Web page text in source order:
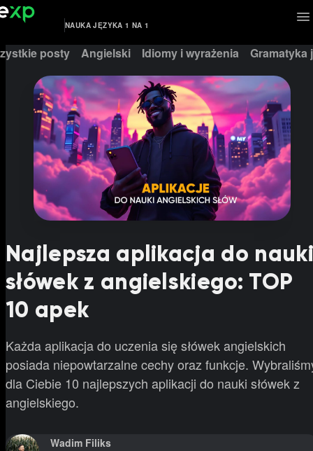
NAUKA JĘZYKA 1 NA 1
posty Angielski Idiomy i wyrażenia Gramatyka
Najlepsza aplikacja do nauki
słówek z angielskiego: TOP
10 apek
Każda aplikacja do uczenia się słówek angielskich
posiada niepowtarzalne cechy oraz funkcje.
dla Ciebie 10 najlepszych aplikacji do nauki słówek z
angielskiego.
Wadim Filiks